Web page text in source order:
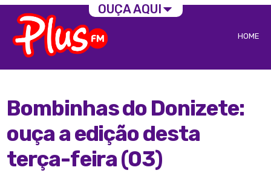
HOME
Bombinhas do Donizete:
ouça a edição desta
terça-feira (03)
OUÇA AQUI